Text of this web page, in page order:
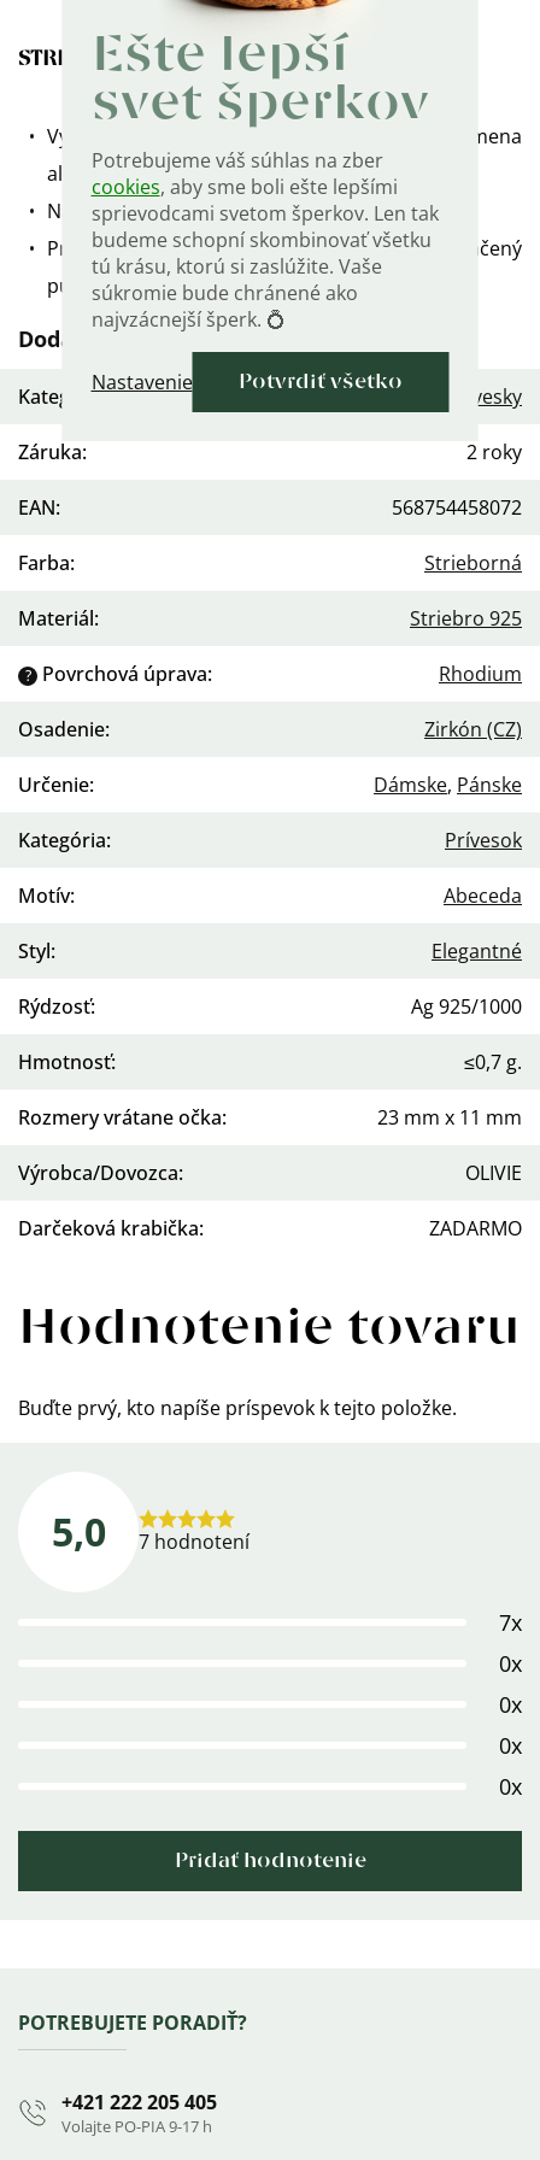
Ešte lepší
svet šperkov
Potrebujeme váš súhlas na zber
cookies, aby sme boli ešte lepšími
sprievodcami svetom šperkov. Len tak
budeme schopní skombinovať všetku
tú krásu, ktorú si zaslúžite. Vaše
súkromie bude chránené ako
najvzácnejší šperk. 💍
Nastavenie Potvrdiť všetko
STRIEBORNÝ PRÍVESOK PÍSMENO F
Vyberte si začiatočné písmeno vlastného mena
alebo mena blízkeho človeka.
Nádherné spracovanie, kvalitný prívesok.
Prívesok je vyrobený zo striebra a je označený
puncov rýdzosti 925.
Dodatočné parametre
Kategória: Dámske strieborné prívesky
Záruka: 2 roky
EAN: 568754458072
Farba: Strieborná
Materiál: Striebro 925
? Povrchová úprava: Rhodium
Osadenie: Zirkón (CZ)
Určenie: Dámske, Pánske
Kategória: Prívesok
Motív: Abeceda
Styl: Elegantné
Rýdzosť: Ag 925/1000
Hmotnosť: ≤0,7 g.
Rozmery vrátane očka: 23 mm x 11 mm
Výrobca/Dovozca: OLIVIE
Darčeková krabička: ZADARMO
Hodnotenie tovaru
Buďte prvý, kto napíše príspevok k tejto položke.
5,0
Priemerné
7 hodnotení
7x
0x
0x
0x
0x
Pridať hodnotenie
Zápätie
POTREBUJETE PORADIŤ?
+421 222 205 405
Volajte PO-PIA 9-17 h